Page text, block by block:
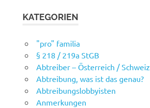
KATEGORIEN
"pro" familia
§ 218 / 219a StGB
Abtreiber – Österreich / Schweiz
Abtreibung, was ist das genau?
Abtreibungslobbyisten
Anmerkungen